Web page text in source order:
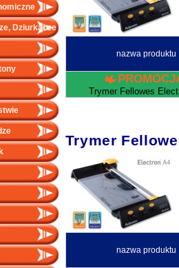
Dziurkacze
nazwa produktu
Trymer Fellowes
Trymer
nazwa produktu